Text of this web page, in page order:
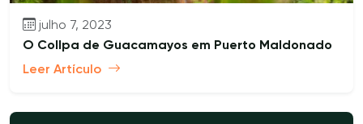
julho 7, 2023
O Collpa de Guacamayos em Puerto Maldonado
Leer Artículo